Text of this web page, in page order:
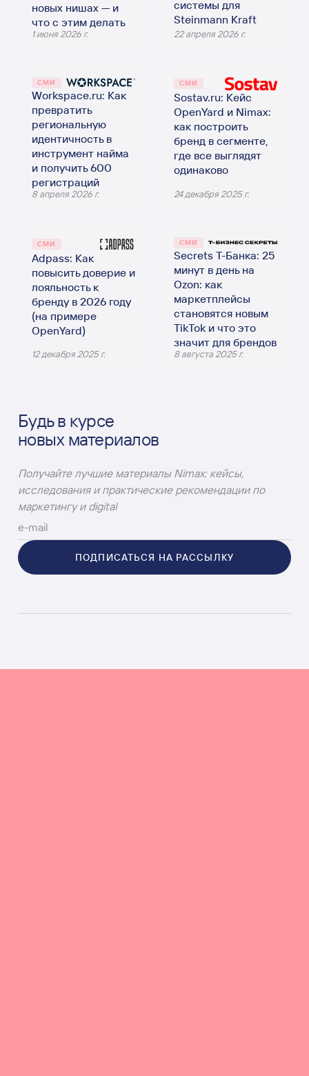
новых нишах — и
что с этим делать
1 июня 2026 г.
системы для
Steinmann Kraft
22 апреля 2026 г.
СМИ
Workspace.ru: Как
превратить
региональную
идентичность в
инструмент найма
и получить 600
регистраций
8 апреля 2026 г.
СМИ
Sostav.ru: Кейс
OpenYard и Nimax:
как построить
бренд в сегменте,
где все выглядят
одинаково
24 декабря 2025 г.
СМИ
Adpass: Как
повысить доверие и
лояльность к
бренду в 2026 году
(на примере
OpenYard)
12 декабря 2025 г.
СМИ
Secrets Т-Банка: 25
минут в день на
Ozon: как
маркетплейсы
становятся новым
TikTok и что это
значит для брендов
8 августа 2025 г.
Будь в курсе
новых материалов
Получайте лучшие материалы Nimax: кейсы,
исследования и практические рекомендации по
маркетингу и digital
ПОДПИСАТЬСЯ НА РАССЫЛКУ